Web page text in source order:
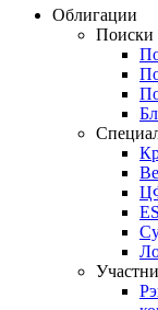
Облигации
Поиски